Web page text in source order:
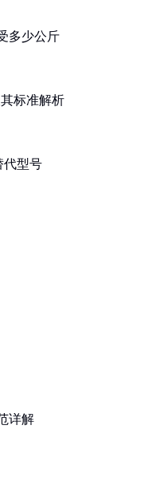
多少公斤
标准解析
代型号
详解